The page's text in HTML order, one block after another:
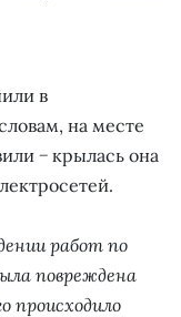
в
на месте
− крылась она
работ по
повреждена
происходило